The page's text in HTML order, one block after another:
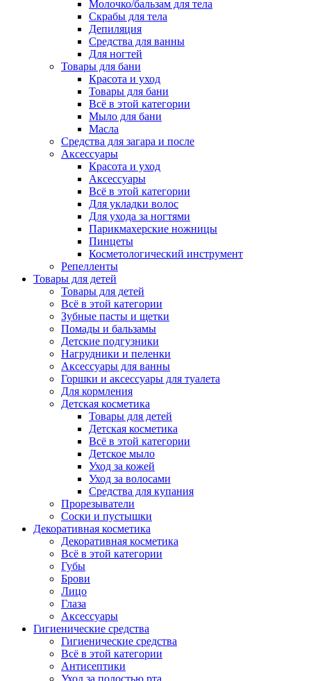
Молочко/бальзам для тела
Скрабы для тела
Депиляция
Средства для ванны
Для ногтей
Товары для бани
Красота и уход
Товары для бани
Всё в этой категории
Мыло для бани
Масла
Средства для загара и после
Аксессуары
Красота и уход
Аксессуары
Всё в этой категории
Для укладки волос
Для ухода за ногтями
Парикмахерские ножницы
Пинцеты
Косметологический инструмент
Репелленты
Товары для детей
Товары для детей
Всё в этой категории
Зубные пасты и щетки
Помады и бальзамы
Детские подгузники
Нагрудники и пеленки
Аксессуары для ванны
Горшки и аксессуары для туалета
Для кормления
Детская косметика
Товары для детей
Детская косметика
Всё в этой категории
Детское мыло
Уход за кожей
Уход за волосами
Средства для купания
Прорезыватели
Соски и пустышки
Декоративная косметика
Декоративная косметика
Всё в этой категории
Губы
Брови
Лицо
Глаза
Аксессуары
Гигиенические средства
Гигиенические средства
Всё в этой категории
Антисептики
Уход за полостью рта